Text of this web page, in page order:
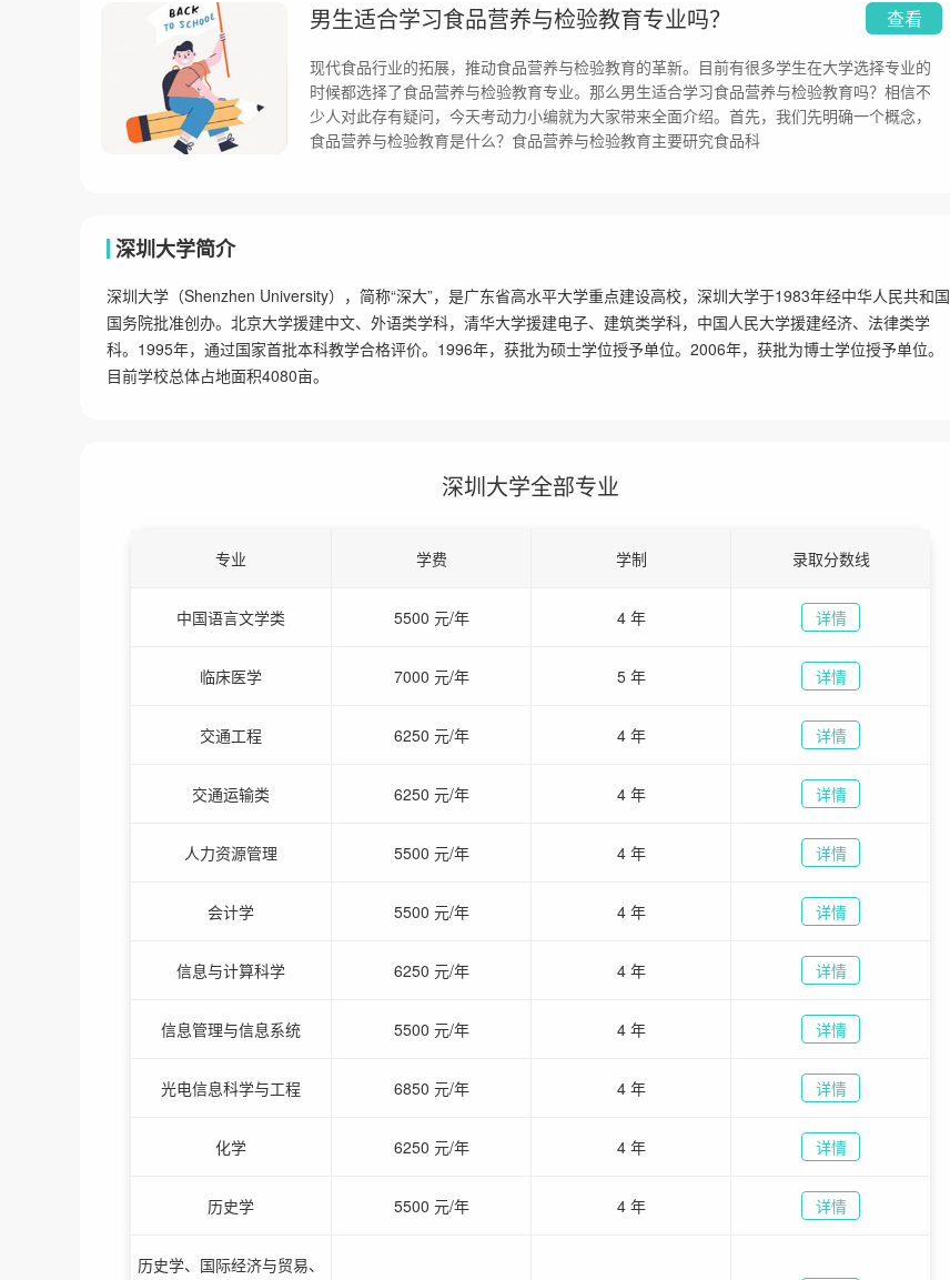
男生适合学习食品营养与检验教育专业吗？ 查看
现代食品行业的拓展，推动食品营养与检验教育的革新。目前有很多学生在大学选择专业的
时候都选择了食品营养与检验教育专业。那么男生适合学习食品营养与检验教育吗？相信不
少人对此存有疑问，今天考动力小编就为大家带来全面介绍。首先，我们先明确一个概念，
食品营养与检验教育是什么？食品营养与检验教育主要研究食品科
深圳大学简介
深圳大学（Shenzhen University），简称“深大”，是广东省高水平大学重点建设高校，深圳大学于1983年经中华人民共和国
国务院批准创办。北京大学援建中文、外语类学科，清华大学援建电子、建筑类学科，中国人民大学援建经济、法律类学
科。1995年，通过国家首批本科教学合格评价。1996年，获批为硕士学位授予单位。2006年，获批为博士学位授予单位。
目前学校总体占地面积4080亩。
深圳大学全部专业
专业 学费 学制 录取分数线
中国语言文学类 5500 元/年 4 年 详情
临床医学 7000 元/年 5 年 详情
交通工程 6250 元/年 4 年 详情
交通运输类 6250 元/年 4 年 详情
人力资源管理 5500 元/年 4 年 详情
会计学 5500 元/年 4 年 详情
信息与计算科学 6250 元/年 4 年 详情
信息管理与信息系统 5500 元/年 4 年 详情
光电信息科学与工程 6850 元/年 4 年 详情
化学 6250 元/年 4 年 详情
历史学 5500 元/年 4 年 详情
历史学、国际经济与贸易、